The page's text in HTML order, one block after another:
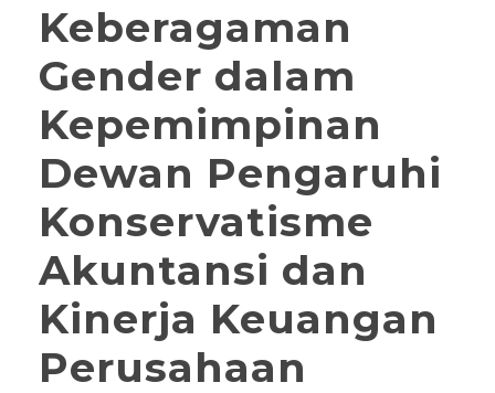
Keberagaman
Gender dalam
Kepemimpinan
Dewan Pengaruhi
Konservatisme
Akuntansi dan
Kinerja Keuangan
Perusahaan